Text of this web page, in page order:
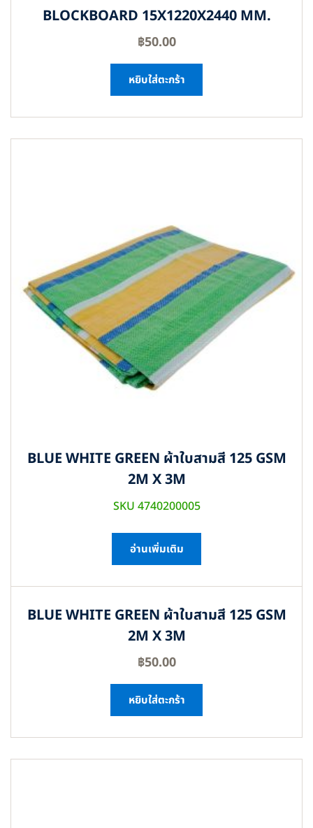
BLOCKBOARD 15X1220X2440 MM.
฿50.00
หยิบใส่ตะกร้า
BLUE WHITE GREEN ผ้าใบสามสี 125 GSM
2M X 3M
SKU 4740200005
อ่านเพิ่มเติม
BLUE WHITE GREEN ผ้าใบสามสี 125 GSM
2M X 3M
฿50.00
หยิบใส่ตะกร้า